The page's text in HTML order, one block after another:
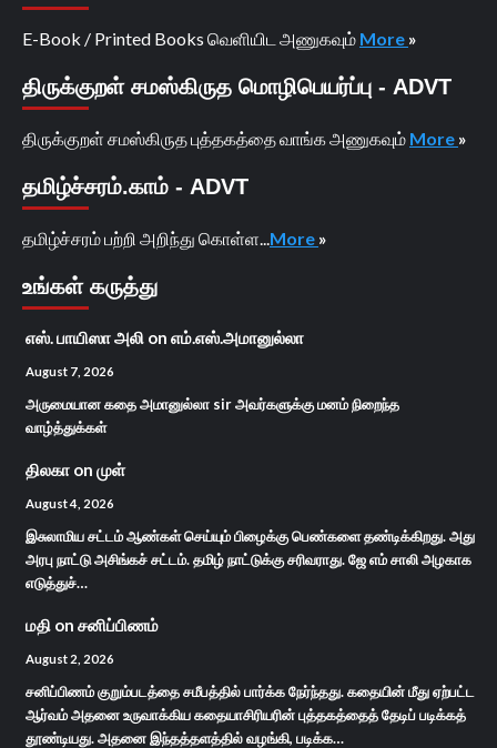
E-Book / Printed Books வெளியிட அணுகவும் More »
திருக்குறள் சமஸ்கிருத மொழிபெயர்ப்பு - ADVT
திருக்குறள் சமஸ்கிருத புத்தகத்தை வாங்க அணுகவும் More »
தமிழ்ச்சரம்.காம் - ADVT
தமிழ்ச்சரம் பற்றி அறிந்து கொள்ள... More »
உங்கள் கருத்து
எஸ். பாயிஸா அலி on எம்.எஸ்.அமானுல்லா
August 7, 2026
அருமையான கதை அமானுல்லா sir அவர்களுக்கு மனம் நிறைந்த
வாழ்த்துக்கள்
திலகா on முள்
August 4, 2026
இசுலாமிய சட்டம் ஆண்கள் செய்யும் பிழைக்கு பெண்களை தண்டிக்கிறது. அது
அரபு நாட்டு அசிங்கச் சட்டம். தமிழ் நாட்டுக்கு சரிவராது. ஜே எம் சாலி அழகாக
எடுத்துச்…
மதி on சனிப்பிணம்
August 2, 2026
சனிப்பிணம் குறும்படத்தை சமீபத்தில் பார்க்க நேர்ந்தது. கதையின் மீது ஏற்பட்ட
ஆர்வம் அதனை உருவாக்கிய கதையாசிரியரின் புத்தகத்தைத் தேடிப் படிக்கத்
தூண்டியது. அதனை இந்தத்தளத்தில் வழங்கி, படிக்க…